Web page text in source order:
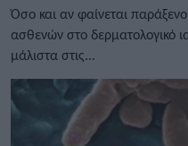
Όσο και αν φαίνεται
ασθενών στο δερματολογικό
μάλιστα στις...